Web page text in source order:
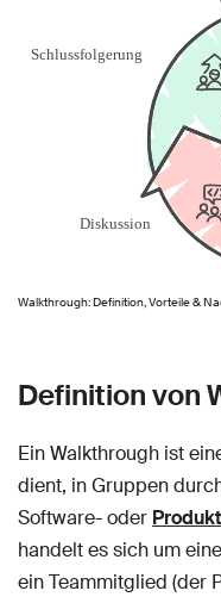
Walkthrough: Definition, Vorteile &
Definition von
Ein Walkthrough ist
dient, in Gruppen
Software- oder
handelt es sich um
ein Teammitglied (der